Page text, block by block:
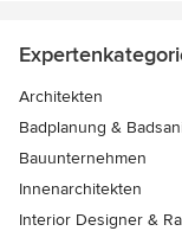
Architekten
Badplanung &
Bauunternehmen
Innenarchitekten
Interior Designer &